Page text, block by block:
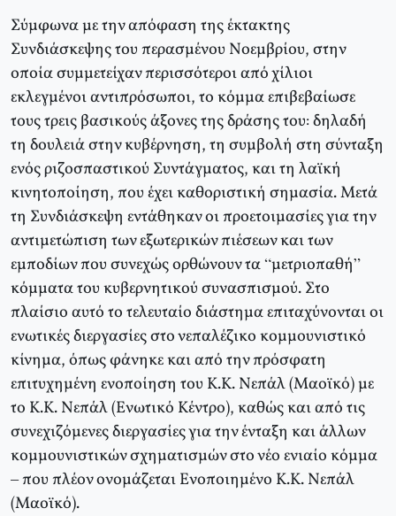
Σύμφωνα με την απόφαση της έκτακτης
Συνδιάσκεψης του περασμένου Νοεμβρίου, στην
οποία συμμετείχαν περισσότεροι από χίλιοι
εκλεγμένοι αντιπρόσωποι, το κόμμα επιβεβαίωσε
τους τρεις βασικούς άξονες της δράσης του: δηλαδή
τη δουλειά στην κυβέρνηση, τη συμβολή στη σύνταξη
ενός ριζοσπαστικού Συντάγματος, και τη λαϊκή
κινητοποίηση, που έχει καθοριστική σημασία. Μετά
τη Συνδιάσκεψη εντάθηκαν οι προετοιμασίες για την
αντιμετώπιση των εξωτερικών πιέσεων και των
εμποδίων που συνεχώς ορθώνουν τα “μετριοπαθή”
κόμματα του κυβερνητικού συνασπισμού. Στο
πλαίσιο αυτό το τελευταίο διάστημα επιταχύνονται οι
ενωτικές διεργασίες στο νεπαλέζικο κομμουνιστικό
κίνημα, όπως φάνηκε και από την πρόσφατη
επιτυχημένη ενοποίηση του Κ.Κ. Νεπάλ (Μαοϊκό) με
το Κ.Κ. Νεπάλ (Ενωτικό Κέντρο), καθώς και από τις
συνεχιζόμενες διεργασίες για την ένταξη και άλλων
κομμουνιστικών σχηματισμών στο νέο ενιαίο κόμμα
– που πλέον ονομάζεται Ενοποιημένο Κ.Κ. Νεπάλ
(Μαοϊκό).